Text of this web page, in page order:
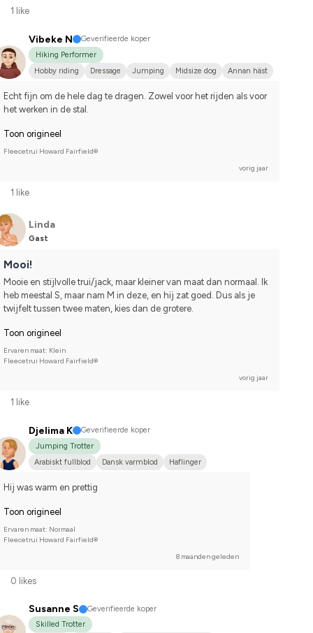
1 like
Vibeke N
Geverifieerde koper
Hiking Performer
Hobby riding
Dressage Jumping Midsize dog Annan häst
Echt fijn om de hele dag te dragen. Zowel voor het rijden als voor
het werken in de stal.
Toon origineel
Fleecetrui Howard Fairfield®
vorig jaar
1 like
Linda
Gast
Mooi!
Mooie en stijlvolle trui/jack, maar kleiner van maat dan normaal. Ik
heb meestal S, maar nam M in deze, en hij zat goed. Dus als je
twijfelt tussen twee maten, kies dan de grotere.
Toon origineel
Ervaren maat: Klein
Fleecetrui Howard Fairfield®
vorig jaar
1 like
Djelima K
Geverifieerde koper
Jumping Trotter
Arabiskt fullblod
Dansk varmblod Haflinger
Hij was warm en prettig
Toon origineel
Ervaren maat: Normaal
Fleecetrui Howard Fairfield®
8 maanden geleden
0 likes
Susanne S
Geverifieerde koper
Skilled Trotter